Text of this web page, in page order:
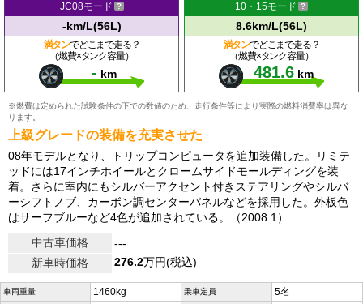
JC08モード
-km/L(56L)
満タンでどこまで走る？
（燃費×タンク容量）
- km
10・15モード
8.6km/L(56L)
満タンでどこまで走る？
（燃費×タンク容量）
481.6 km
※燃費は定められた試験条件の下での数値のため、走行条件等により実際の燃料消費率は異な
ります。
上級グレードの装備を充実させた
08年モデルとなり、トリップコンピュータを追加装備した。リミテ
ッドには17インチホイールとクロームサイドモールディングを装
着。さらに室内にもシルバーアクセント付きステアリングやシルバ
ーシフトノブ、カーボン調センターパネルなどを採用した。外板色
はサーフブルーなど4色が追加されている。（2008.1）
中古車価格
---
新車時価格
276.2万円(税込)
車両重量 1460kg 乗車定員 5名